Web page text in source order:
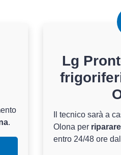
.
Lg
Il tecnico sarà a
Olona per
entro 24/48 ore